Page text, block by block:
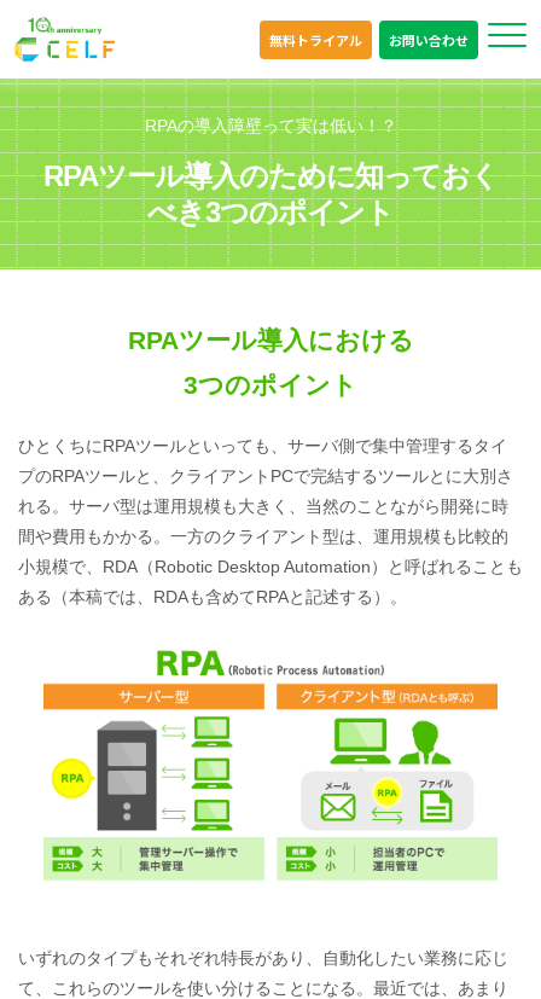
無料トライアル お問い合わせ
RPAの導入障壁って実は低い！？
RPAツール導入のために知っておく
べき3つのポイント
RPAツール導入における
3つのポイント
ひとくちにRPAツールといっても、サーバ側で集中管理するタイ
プのRPAツールと、クライアントPCで完結するツールとに大別さ
れる。サーバ型は運用規模も大きく、当然のことながら開発に時
間や費用もかかる。一方のクライアント型は、運用規模も比較的
小規模で、RDA（Robotic Desktop Automation）と呼ばれることも
ある（本稿では、RDAも含めてRPAと記述する）。
いずれのタイプもそれぞれ特長があり、自動化したい業務に応じ
て、これらのツールを使い分けることになる。最近では、あまり